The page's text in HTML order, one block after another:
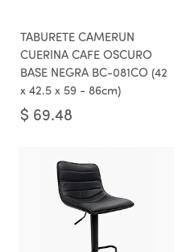
TABURETE CAMERUN
CUERINA CAFE OSCURO
BASE NEGRA BC-081CO (42
x 42.5 x 59 - 86cm)
$ 69.48